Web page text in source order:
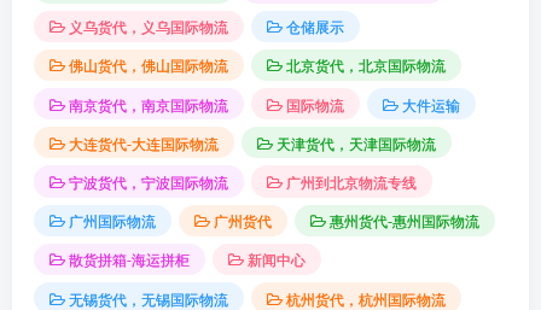
义乌货代，义乌国际物流
仓储展示
佛山货代，佛山国际物流
北京货代，北京国际物流
南京货代，南京国际物流
国际物流
大件运输
大连货代-大连国际物流
天津货代，天津国际物流
宁波货代，宁波国际物流
广州到北京物流专线
广州国际物流
广州货代
惠州货代-惠州国际物流
散货拼箱-海运拼柜
新闻中心
无锡货代，无锡国际物流
杭州货代，杭州国际物流